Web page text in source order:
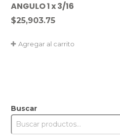
ANGULO 1 x 3/16
$25,903.75
Agregar al carrito
Buscar